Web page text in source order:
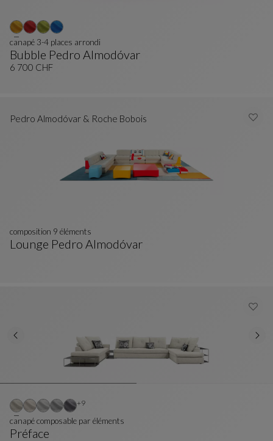
Bubble Pedro Almodóvar
Canapé 3-4 Places Arrondi
Voir La Description Complète
canapé 3-4 places arrondi
6 700 CHF
Pedro Almodóvar & Roche Bobois
Lounge Pedro Almodóvar
composition 9 éléments
Préface
canapé composable par éléments
+9Autres coloris : 9 couleurs disponibles